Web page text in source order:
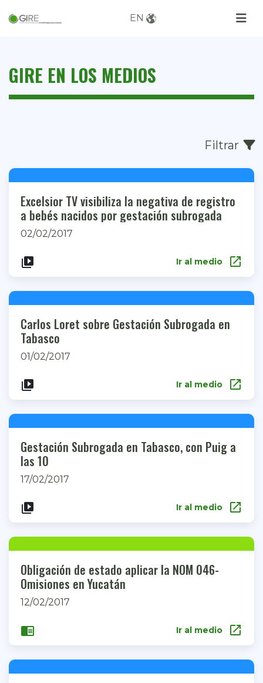
EN
GIRE EN LOS MEDIOS
Filtrar
Excelsior TV visibiliza la negativa de registro
a bebés nacidos por gestación subrogada
02/02/2017
video_library Ir al medio open_in_new
Carlos Loret sobre Gestación Subrogada en
Tabasco
01/02/2017
video_library Ir al medio open_in_new
Gestación Subrogada en Tabasco, con Puig a
las 10
17/02/2017
video_library Ir al medio open_in_new
Obligación de estado aplicar la NOM 046-
Omisiones en Yucatán
12/02/2017
chrome_reader_mode Ir al medio open_in_new